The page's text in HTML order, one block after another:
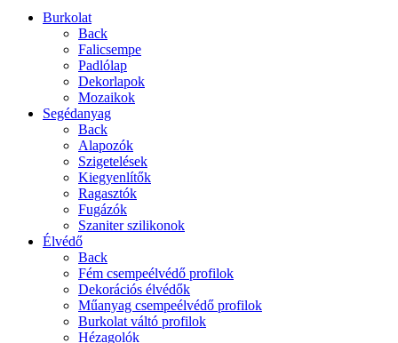
Burkolat
Back
Falicsempe
Padlólap
Dekorlapok
Mozaikok
Segédanyag
Back
Alapozók
Szigetelések
Kiegyenlítők
Ragasztók
Fugázók
Szaniter szilikonok
Élvédő
Back
Fém csempeélvédő profilok
Dekorációs élvédők
Műanyag csempeélvédő profilok
Burkolat váltó profilok
Hézagolók